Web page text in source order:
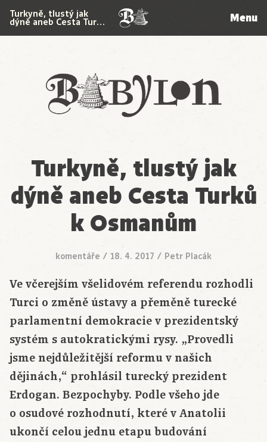
Babylon
Turkyně, tlustý jak
dýně aneb Cesta Tur… Menu
Turkyně, tlustý jak
dýně aneb Cesta Turků
k Osmanům
komentáře / 18. 4. 2017 / Petr Placák
Ve včerejším všelidovém referendu rozhodli
Turci o změně ústavy a přeměně turecké
parlamentní demokracie v prezidentský
systém s autokratickými rysy. „Provedli
jsme nejdůležitější reformu v našich
dějinách,“ prohlásil turecký prezident
Erdogan. Bezpochyby. Podle všeho jde
o osudové rozhodnutí, které v Anatolii
ukončí celou jednu etapu budování